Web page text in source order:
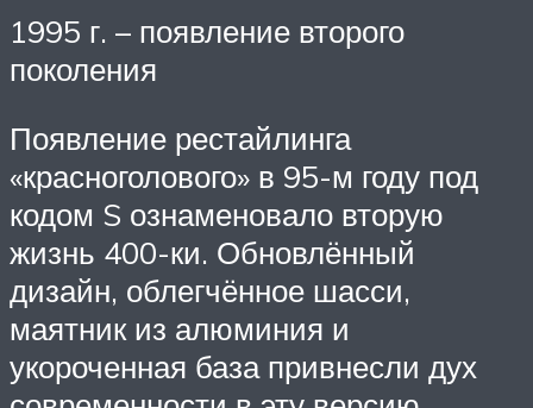
1995 г. – появление второго
поколения
Появление рестайлинга
«красноголового» в 95-м году под
кодом S ознаменовало вторую
жизнь 400-ки. Обновлённый
дизайн, облегчённое шасси,
маятник из алюминия и
укороченная база привнесли дух